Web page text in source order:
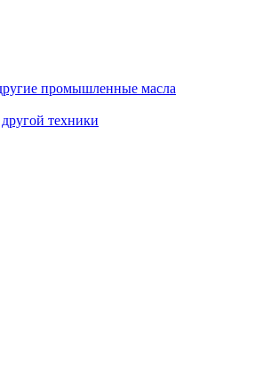
промышленные масла
техники